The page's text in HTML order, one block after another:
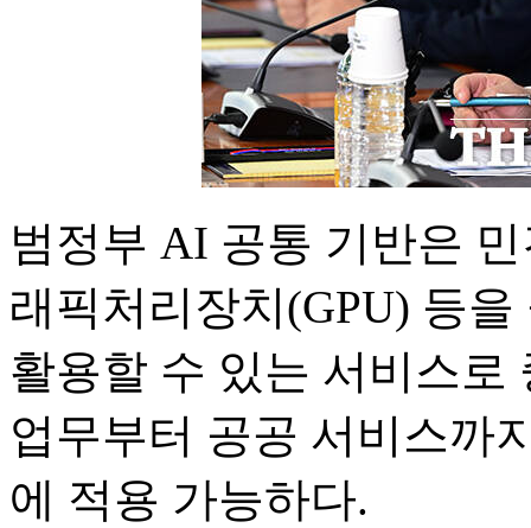
범정부 AI 공통 기반은
래픽처리장치(GPU) 등
활용할 수 있는 서비스로
업무부터 공공 서비스까
에 적용 가능하다.